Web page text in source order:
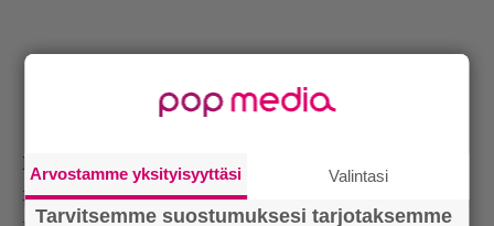
Mikäli Children of Bodom jatkaisi ilman Laihoa,
muutos olisi paljon suurempi. Totuttelemista olisi
Arvostamme yksityisyyttäsi Valintasi
Tarvitsemme suostumuksesi tarjotaksemme